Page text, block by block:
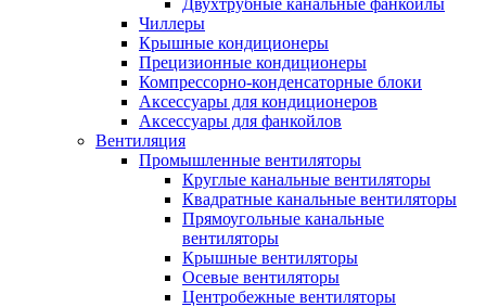
Двухтрубные канальные фанкойлы
Чиллеры
Крышные кондиционеры
Прецизионные кондиционеры
Компрессорно-конденсаторные блоки
Аксессуары для кондиционеров
Аксессуары для фанкойлов
Вентиляция
Промышленные вентиляторы
Круглые канальные вентиляторы
Квадратные канальные вентиляторы
Прямоугольные канальные
вентиляторы
Крышные вентиляторы
Осевые вентиляторы
Центробежные вентиляторы